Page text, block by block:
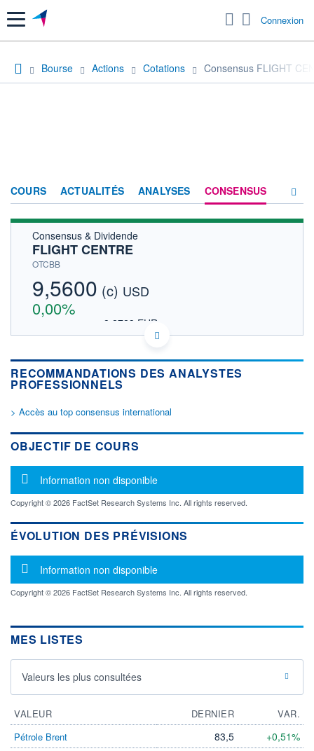
Menu Connexion
Bourse Actions Cotations Consensus FLIGHT
COURS ACTUALITÉS ANALYSES CONSENSUS
Consensus & Dividende
FLIGHT CENTRE
OTCBB
9,5600 (c) USD
0,00%
8,2723 EUR
DONNÉES TEMPS DIFFÉRÉ
Politique d'exécution
Cotation sur les autres places
OUVERTURE CLÔTURE VEILLE
0,0000
0
VALORISATION
LIMITE À LA
BAISSE
0,0000
LIMITE À LA
HAUSSE
0,0000
ESTIMÉ 2026
-
2026
-
ÉCHANGE
06.08.26 / 16:30:17
ÉLIGIBILITÉ
Non éligible
Boursobank
+ PORTEFEUILLE + LISTE
RECOMMANDATIONS DES ANALYSTES
PROFESSIONNELS
> Accès au top consensus international
OBJECTIF DE COURS
Message d'information
Information non disponible
Copyright © 2026 FactSet Research Systems Inc. All rights reserved.
ÉVOLUTION DES PRÉVISIONS
Message d'information
Information non disponible
Copyright © 2026 FactSet Research Systems Inc. All rights reserved.
MES LISTES
Valeurs les plus consultées
VALEUR DERNIER
VAR.
Pétrole Brent
83,5 +0,51%